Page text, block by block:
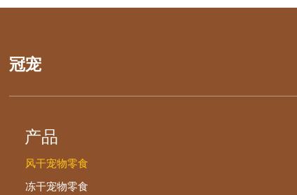
冠宠
产品
风干宠物零食
冻干宠物零食